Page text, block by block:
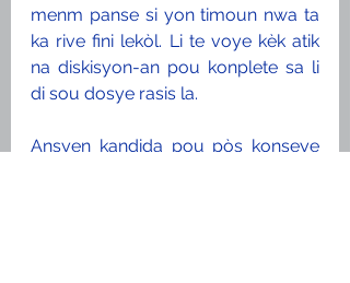
menm panse si yon timoun nwa ta
ka rive fini lekòl. Li te voye kèk atik
na diskisyon-an pou konplete sa li
di sou dosye rasis la.
Ansyen kandida pou pòs konseye